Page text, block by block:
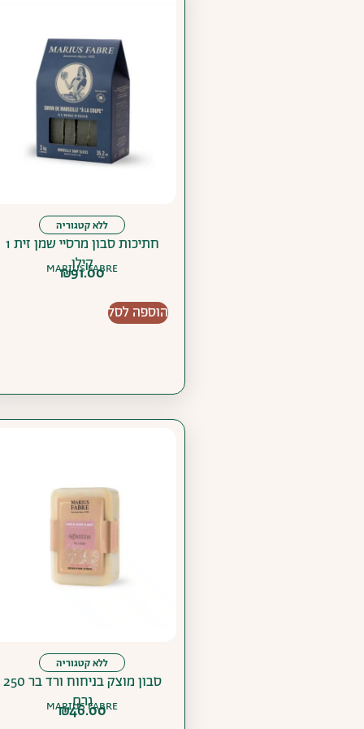
ללא קטגוריה
חתיכות סבון מרסיי שמן זית 1
קילו
MARIUS FABRE
₪91.00
הוספה לסל
ללא קטגוריה
סבון מוצק בניחוח ורד בר 250
גרם
MARIUS FABRE
₪46.00